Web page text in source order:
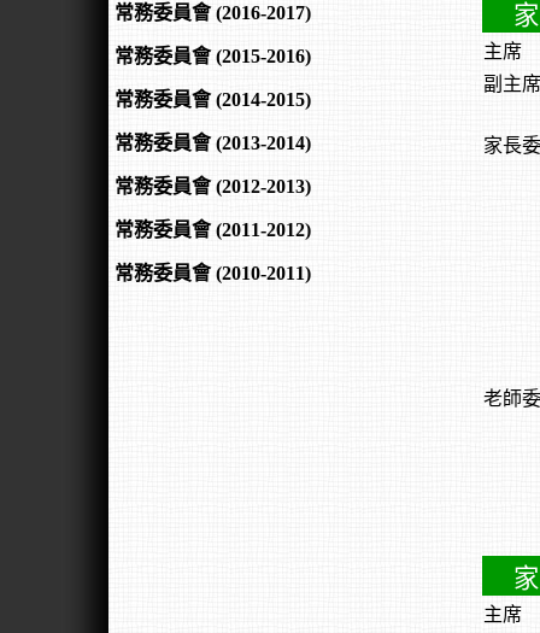
常務委員會 (2016-2017)
常務委員會 (2015-2016)
常務委員會 (2014-2015)
常務委員會 (2013-2014)
常務委員會 (2012-2013)
常務委員會 (2011-2012)
常務委員會 (2010-2011)
主席
副主席
家長
老師
主席